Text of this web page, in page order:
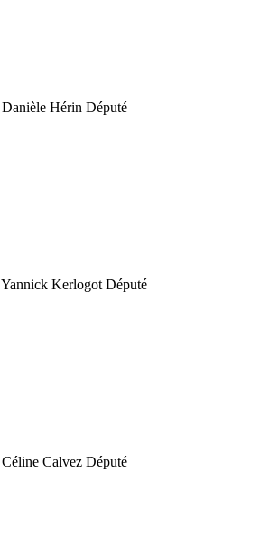
Danièle Hérin Député
Yannick Kerlogot Député
Céline Calvez Député